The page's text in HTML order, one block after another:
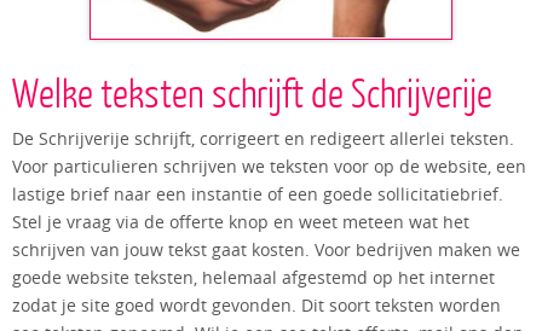
Welke teksten schrijft de Schrijverije
De Schrijverije schrijft, corrigeert en redigeert allerlei teksten.
Voor particulieren schrijven we teksten voor op de website, een
lastige brief naar een instantie of een goede sollicitatiebrief.
Stel je vraag via de offerte knop en weet meteen wat het
schrijven van jouw tekst gaat kosten. Voor bedrijven maken we
goede website teksten, helemaal afgestemd op het internet
zodat je site goed wordt gevonden. Dit soort teksten worden